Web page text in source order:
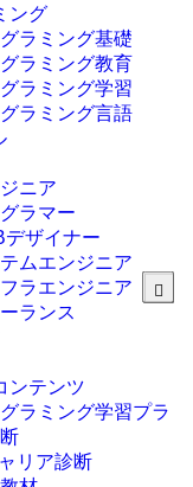
ング
ラミング基礎
ラミング教育
ラミング学習
ラミング言語
C言語
C#
VBA
Go言語
Kotlin
Java
JavaScript
Swift
Ruby
ニア
ラマー
デザイナー
ムエンジニア
ラエンジニア
ランス
ンテンツ
ラミング学習プラ
リア診断